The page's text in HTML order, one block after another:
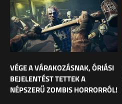
VÉGE A VÁRAKOZÁSNAK, ÓRIÁSI
BEJELENTÉST TETTEK A
NÉPSZERŰ ZOMBIS HORRORRÓL!